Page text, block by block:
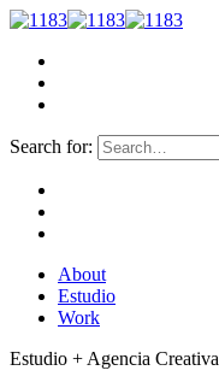
Search for:
About
Estudio
Work
Estudio + Agencia Creativa